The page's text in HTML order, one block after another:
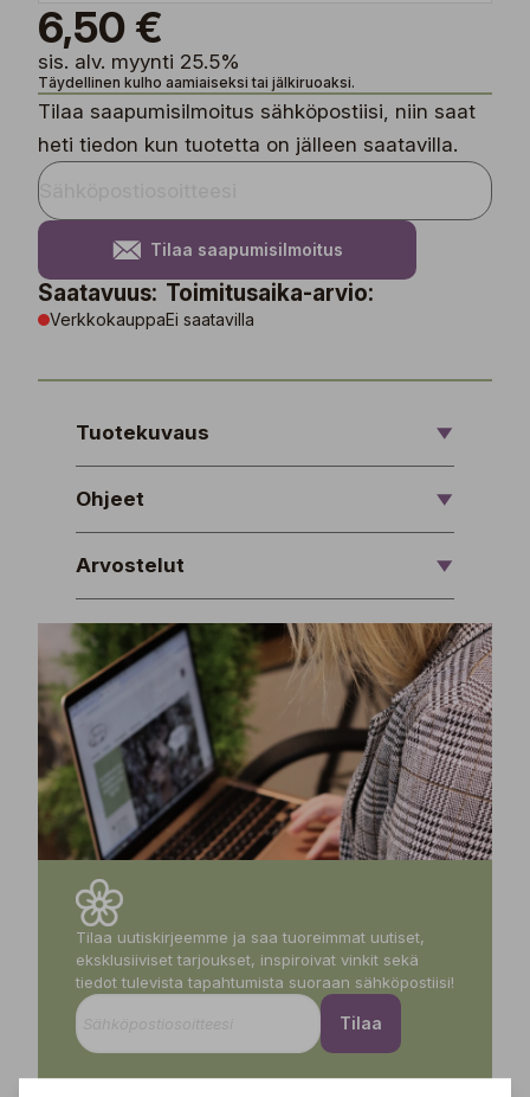
6,50 €
sis. alv. myynti 25.5%
Täydellinen kulho aamiaiseksi tai jälkiruoaksi.
Tilaa saapumisilmoitus sähköpostiisi, niin saat
heti tiedon kun tuotetta on jälleen saatavilla.
Tilaa saapumisilmoitus
Saatavuus:
Verkkokauppa
Toimitusaika-arvio:
Ei saatavilla
Tuotekuvaus
Ohjeet
Arvostelut
Tilaa uutiskirjeemme ja saa tuoreimmat uutiset,
eksklusiiviset tarjoukset, inspiroivat vinkit sekä
tiedot tulevista tapahtumista suoraan sähköpostiisi!
Tilaa